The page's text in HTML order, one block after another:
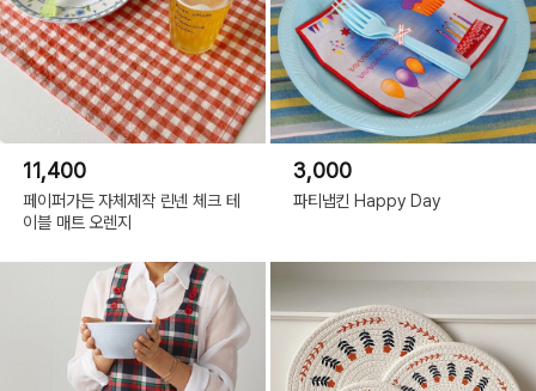
11,400
페이퍼가든 자체제작 린넨 체크 테
이블 매트 오렌지
3,000
파티냅킨 Happy Day